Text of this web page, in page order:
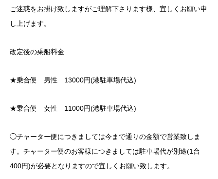
ご迷惑をお掛け致しますがご理解下さります様、宜しくお願い申
し上げます。
改定後の乗船料金
★乗合便 男性 13000円(港駐車場代込)
★乗合便 女性 11000円(港駐車場代込)
◯チャーター便につきましては今まで通りの金額で営業致しま
す。チャーター便のお客様につきましては駐車場代が別途(1台
400円)が必要となりますので宜しくお願い致します。